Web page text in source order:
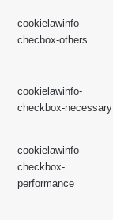
cookielawinfo-
checbox-others
cookielawinfo-
checkbox-necessary
cookielawinfo-
checkbox-
performance